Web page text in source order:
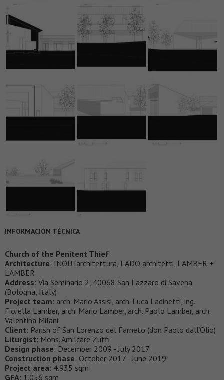
INFORMACIÓN TÉCNICA
Church of the Penitent Thief
Architecture: INOUTarchitettura, LADO architetti, LAMBER +
LAMBER
Address: Via Seminario 2, 40068 San Lazzaro di Savena
(Bologna, Italy)
Project team: arch. Mario Assisi, arch. Luca Ladinetti, ing.
Fiorella Lamber, arch. Mario Lamber, arch. Paolo Lamber, arch.
Valentina Milani
Client: Parish of San Lorenzo del Farneto (don Paolo dall’Olio)
Liturgist: Mons. Amilcare Zuffi
Design phase: December 2009 - July 2017
Construction phase: October 2017 - June 2019
Project area: 4.935 sqm
GFA: 1.056 sqm